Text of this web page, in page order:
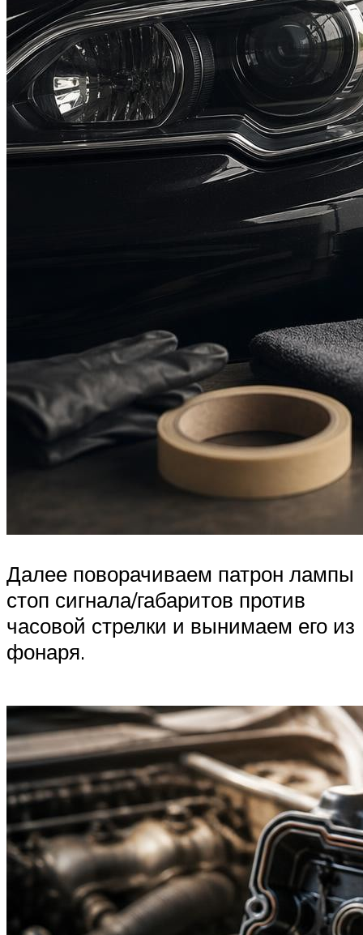
Далее поворачиваем патрон лампы
стоп сигнала/габаритов против
часовой стрелки и вынимаем его из
фонаря.